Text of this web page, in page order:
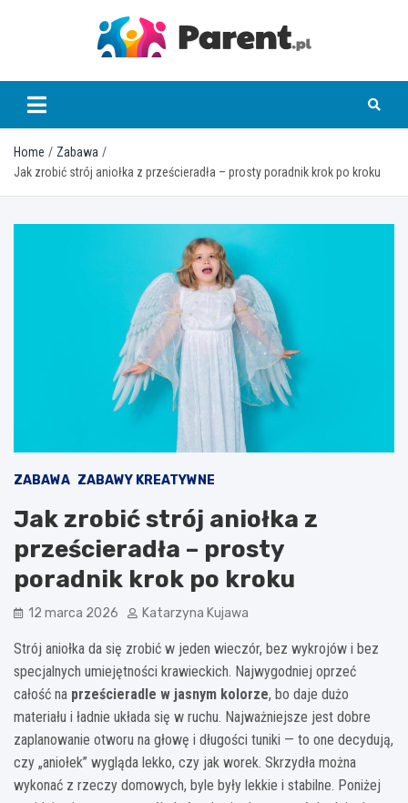
parent.pl
Home
Zabawa
Jak zrobić strój aniołka z prześcieradła – prosty poradnik krok po kroku
ZABAWA ZABAWY KREATYWNE
Jak zrobić strój aniołka z
prześcieradła – prosty
poradnik krok po kroku
12 marca 2026 Katarzyna Kujawa
Strój aniołka da się zrobić w jeden wieczór, bez wykrojów i bez
specjalnych umiejętności krawieckich. Najwygodniej oprzeć
całość na prześcieradle w jasnym kolorze, bo daje dużo
materiału i ładnie układa się w ruchu. Najważniejsze jest dobre
zaplanowanie otworu na głowę i długości tuniki — to one decydują,
czy „aniołek” wygląda lekko, czy jak worek. Skrzydła można
wykonać z rzeczy domowych, byle były lekkie i stabilne. Poniżej